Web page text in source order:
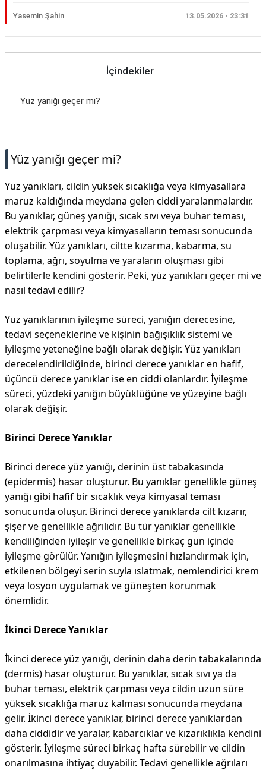
Yasemin Şahin 13.05.2026 • 23:31
İçindekiler
Yüz yanığı geçer mi?
Yüz yanığı geçer mi?
Yüz yanıkları, cildin yüksek sıcaklığa veya kimyasallara
maruz kaldığında meydana gelen ciddi yaralanmalardır.
Bu yanıklar, güneş yanığı, sıcak sıvı veya buhar teması,
elektrik çarpması veya kimyasalların teması sonucunda
oluşabilir. Yüz yanıkları, ciltte kızarma, kabarma, su
toplama, ağrı, soyulma ve yaraların oluşması gibi
belirtilerle kendini gösterir. Peki, yüz yanıkları geçer mi ve
nasıl tedavi edilir?
Yüz yanıklarının iyileşme süreci, yanığın derecesine,
tedavi seçeneklerine ve kişinin bağışıklık sistemi ve
iyileşme yeteneğine bağlı olarak değişir. Yüz yanıkları
derecelendirildiğinde, birinci derece yanıklar en hafif,
üçüncü derece yanıklar ise en ciddi olanlardır. İyileşme
süreci, yüzdeki yanığın büyüklüğüne ve yüzeyine bağlı
olarak değişir.
Birinci Derece Yanıklar
Birinci derece yüz yanığı, derinin üst tabakasında
(epidermis) hasar oluşturur. Bu yanıklar genellikle güneş
yanığı gibi hafif bir sıcaklık veya kimyasal teması
sonucunda oluşur. Birinci derece yanıklarda cilt kızarır,
şişer ve genellikle ağrılıdır. Bu tür yanıklar genellikle
kendiliğinden iyileşir ve genellikle birkaç gün içinde
iyileşme görülür. Yanığın iyileşmesini hızlandırmak için,
etkilenen bölgeyi serin suyla ıslatmak, nemlendirici krem
veya losyon uygulamak ve güneşten korunmak
önemlidir.
İkinci Derece Yanıklar
İkinci derece yüz yanığı, derinin daha derin tabakalarında
(dermis) hasar oluşturur. Bu yanıklar, sıcak sıvı ya da
buhar teması, elektrik çarpması veya cildin uzun süre
yüksek sıcaklığa maruz kalması sonucunda meydana
gelir. İkinci derece yanıklar, birinci derece yanıklardan
daha ciddidir ve yaralar, kabarcıklar ve kızarıklıkla kendini
gösterir. İyileşme süreci birkaç hafta sürebilir ve cildin
onarılmasına ihtiyaç duyabilir. Tedavi genellikle ağrıları